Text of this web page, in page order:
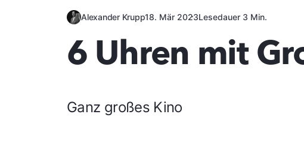
Alexander Krupp18. Mär 2023Lesedauer 3 Min.
6 Uhren mit
Ganz großes Kino